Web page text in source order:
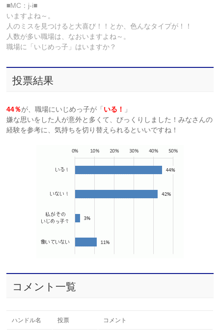
■MC：j-i■
いますよね～。
人のミスを見つけると大喜び！！とか、色んなタイプが！！
人数が多い職場は、なおいますよね～。
職場に「いじめっ子」はいますか？
投票結果
44％が、職場にいじめっ子が「 いる！
」
嫌な思いをした人が意外と多くて、びっくりしました！みなさんの
経験を参考に、気持ちを切り替えられるといいですね！
コメント一覧
ハンドル名 投票 コメント